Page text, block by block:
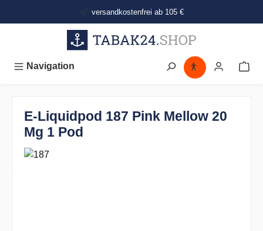
versandkostenfrei ab 105 €
Navigation
E-Liquidpod 187 Pink Mellow 20
Mg 1 Pod